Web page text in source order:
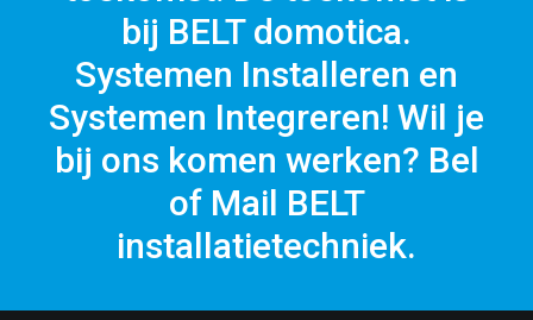
bij BELT domotica.
Systemen Installeren en
Systemen Integreren! Wil je
bij ons komen werken? Bel
of Mail BELT
installatietechniek.